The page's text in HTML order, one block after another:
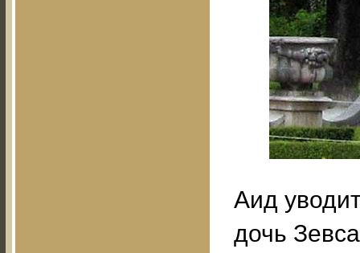
Аид
дочь